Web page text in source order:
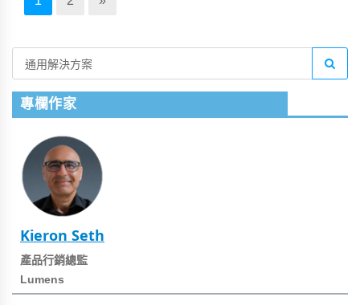
專欄作家
Kieron Seth
產品行銷總監
Lumens